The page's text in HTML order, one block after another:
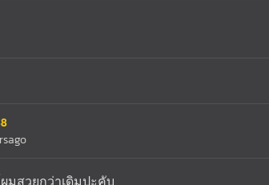
มสวยกว่าเดิมปะคับ